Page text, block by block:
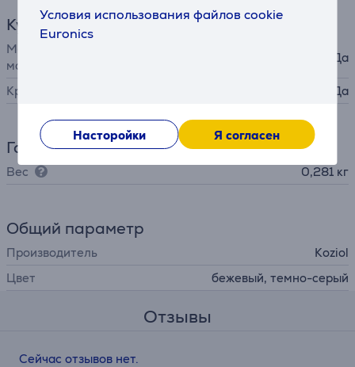
Условия использования файлов cookie
Euronics
Насторойки Я согласен
Кухонная посуда
Можно мыть в посудомоечно
машине
Да
Крышка в комплекте Да
Габариты
Вес 0,281 кг
Общий параметр
Производитель
Koziol
Цвет
бежевый, темно-серый
Отзывы
Сейчас отзывов нет.